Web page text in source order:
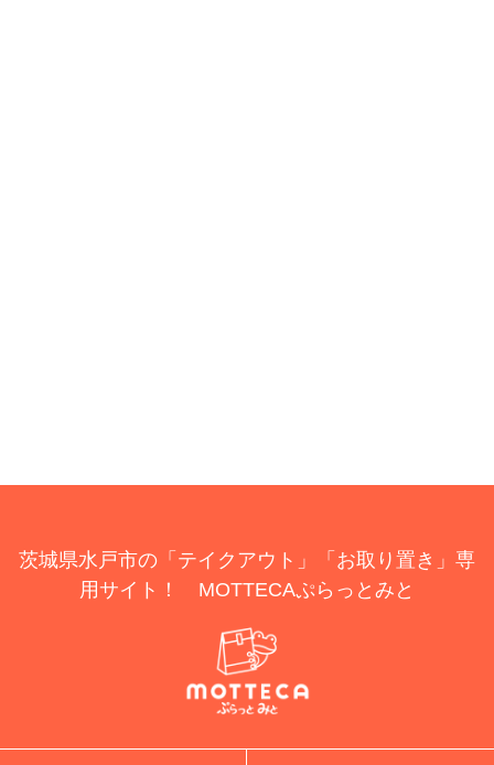
茨城県水戸市の「テイクアウト」「お取り置き」専
用サイト！ MOTTECAぷらっとみと